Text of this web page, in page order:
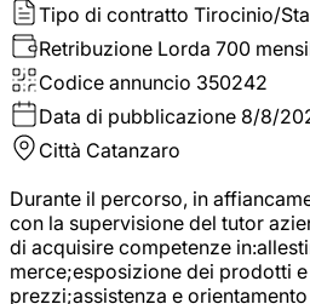
Tipo di contratto Tirocinio/
Retribuzione Lorda 700
Codice annuncio 350242
Data di pubblicazione 8/8/
Città Catanzaro
Durante il percorso, in
con la supervisione del tutor
di acquisire competenze
merce;esposizione dei prodotti
prezzi;assistenza e